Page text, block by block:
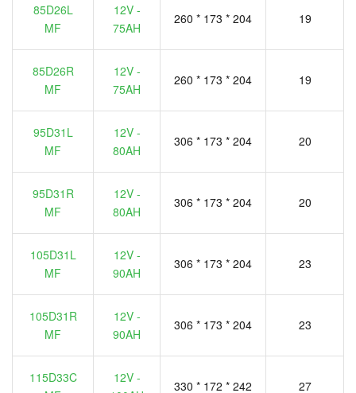
85D26L
MF
12V -
75AH
260 * 173 * 204 19
85D26R
MF
12V -
75AH
260 * 173 * 204 19
95D31L
MF
12V -
80AH
306 * 173 * 204 20
95D31R
MF
12V -
80AH
306 * 173 * 204 20
105D31L
MF
12V -
90AH
306 * 173 * 204 23
105D31R
MF
12V -
90AH
306 * 173 * 204 23
115D33C
12V -
330 * 172 * 242 27